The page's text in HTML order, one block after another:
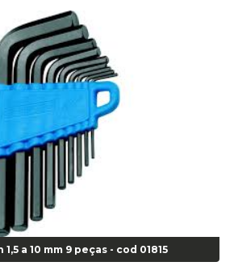
- Cod 01856
3/16" x 1.3/16" 29840 - Gedore - Cod 02174
Bico Reto - Gedore A2 - Cod 00894
com Bico Curvo - Gedore A21 - Cod 00895
Bico Curvo - Gedore J21 - Cod 00893
Trava Câmbio 8134 Gedore - Cod 02008
- Cod 03078
398 11" - Corneta - Cod 03113
- Cod 00133
pçs - Amarelo - Cod 00517
4pçs - Verde - Cod 00518
a 10 mm 9 peças - cod 01815